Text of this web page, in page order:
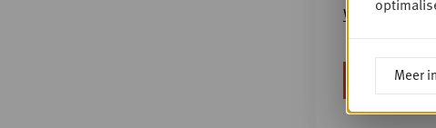
Wachtwoord
Meer